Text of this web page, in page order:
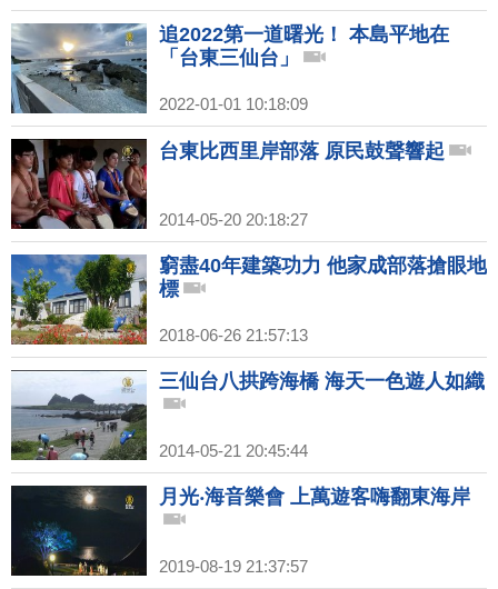
追2022第一道曙光！ 本島平地在
「台東三仙台」
2022-01-01 10:18:09
台東比西里岸部落 原民鼓聲響起
2014-05-20 20:18:27
窮盡40年建築功力 他家成部落搶眼地
標
2018-06-26 21:57:13
三仙台八拱跨海橋 海天一色遊人如織
2014-05-21 20:45:44
月光‧海音樂會 上萬遊客嗨翻東海岸
2019-08-19 21:37:57